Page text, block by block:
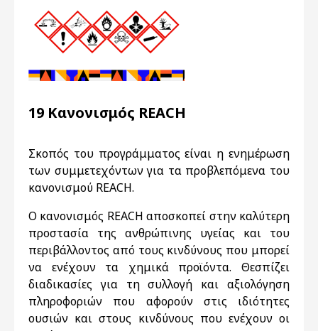
19 Κανονισμός REACH
Σκοπός του προγράμματος είναι η ενημέρωση
των συμμετεχόντων για τα προβλεπόμενα του
κανονισμού REACH.
Ο κανονισμός REACH αποσκοπεί στην καλύτερη
προστασία της ανθρώπινης υγείας και του
περιβάλλοντος από τους κινδύνους που μπορεί
να ενέχουν τα χημικά προϊόντα. Θεσπίζει
διαδικασίες για τη συλλογή και αξιολόγηση
πληροφοριών που αφορούν στις ιδιότητες
ουσιών και στους κινδύνους που ενέχουν οι